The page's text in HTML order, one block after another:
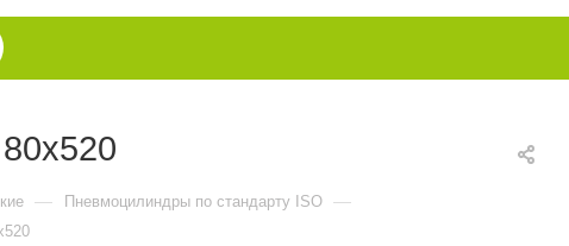
— Пневмоцилиндры по стандарту ISO —